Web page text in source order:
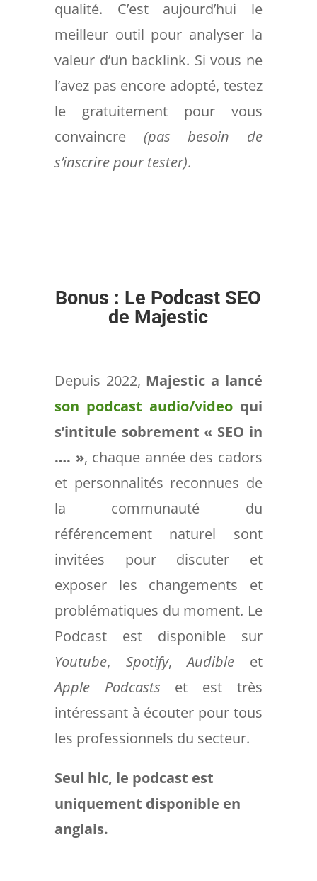
qualité. C’est aujourd’hui le
meilleur outil pour analyser la
valeur d’un backlink. Si vous ne
l’avez pas encore adopté, testez
le gratuitement pour vous
convaincre (pas besoin de
s’inscrire pour tester).
Bonus : Le Podcast SEO
de Majestic
Depuis 2022, Majestic a lancé
son podcast audio/videoqui
s’intitule sobrement « SEO in
…. », chaque année des cadors
et personnalités reconnues de
la communauté du
référencement naturel sont
invitées pour discuter et
exposer les changements et
problématiques du moment. Le
Podcast est disponible sur
Youtube, Spotify,Audible et
Apple Podcasts et est très
intéressant à écouter pour tous
les professionnels du secteur.
Seul hic, le podcast est
uniquement disponible en
anglais.